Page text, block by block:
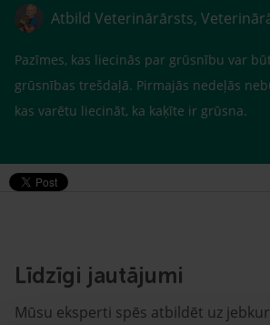
Atbild Veterinārārsts,
Pazīmes, kas liecinās par grūsnību var
grūsnības trešdaļā. Pirmajās nedeļās
kas varētu liecināt, ka kaķīte ir grūsna.
Līdzīgi jautājumi
Mūsu eksperti spēs atbildēt uz